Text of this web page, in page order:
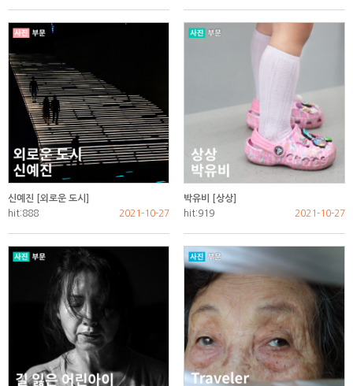
신예진 [외로운 도시]
hit:888
2021-10-27
박유비 [상상]
hit:919
2021-10-27